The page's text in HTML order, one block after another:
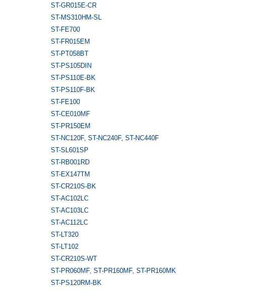
ST-GR015E-CR
ST-MS310HM-SL
ST-FE700
ST-FR015EM
ST-PT058BT
ST-PS105DIN
ST-PS110E-BK
ST-PS110F-BK
ST-FE100
ST-CE010MF
ST-PR150EM
ST-NC120F, ST-NC240F, ST-NC440F
ST-SL601SP
ST-RB001RD
ST-EX147TM
ST-CR210S-BK
ST-AC102LC
ST-AC103LC
ST-AC112LC
ST-LT320
ST-LT102
ST-CR210S-WT
ST-PR060MF, ST-PR160MF, ST-PR160MK
ST-PS120RM-BK